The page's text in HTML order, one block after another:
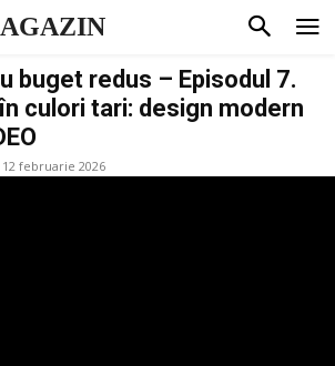
buget redus – Episodul 7.
culori tari: design modern
12 februarie 2026